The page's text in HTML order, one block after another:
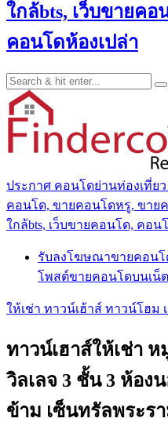
ใกล้bts, เว็บขายค
คอนโดห้องเปล่า
ประกาศ คอนโดย่านท่องเที่ย
คอนโด, ขายคอนโดหรู, ขาย
ใกล้bts, เว็บขายคอนโด, คอ
รับลงโฆษณาขายคอนโ
โพสต์ขายคอนโดบนเน็ต
ให้เช่า ทาวน์เฮ้าส์ ทาวน์โฮม
ทาวน์เฮาส์ให้เช่า
วิลเลจ 3 ชั้น 3 ห้อง
ข้าม เซ็นทรัลพระรา